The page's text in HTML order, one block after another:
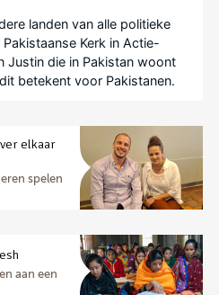
landen van alle politieke
Kerk in Actie-
Justin die in Pakistan woont
betekent voor Pakistanen.
elkaar
spelen
aan een